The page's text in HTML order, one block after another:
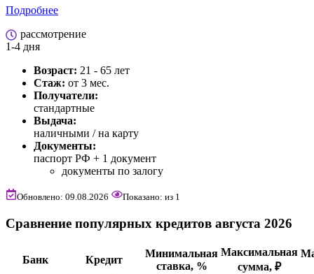
Подробнее
рассмотрение
1-4 дня
Возраст: 21 - 65 лет
Стаж: от 3 мес.
Получатели:
стандартные
Выдача:
наличными / на карту
Документы:
паспорт РФ + 1 документ
документы по залогу
Обновлено: 09.08.2026 Показано: из 1
Сравнение популярных кредитов августа 2026
Банк Кредит
Минимальная
ставка, %
Максимальная
сумма, ₽